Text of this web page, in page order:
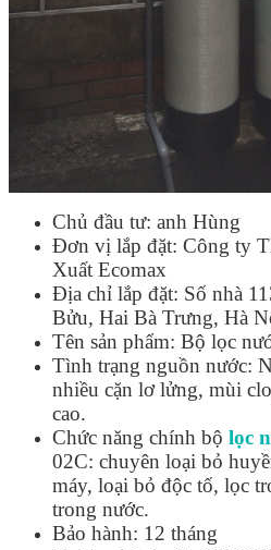
Chủ đầu tư: anh Hùng
Đơn vị lắp đặt: Công ty
Xuất Ecomax
Địa chỉ lắp đặt: Số nhà
Bửu, Hai Bà Trưng, Hà
Tên sản phẩm: Bộ lọc
Tình trạng nguồn nước:
nhiều cặn lơ lửng, mùi
cao.
Chức năng chính bộ lọc
02C: chuyên loại bỏ
máy, loại bỏ độc tố, lọc
trong nước.
Bảo hành: 12 tháng